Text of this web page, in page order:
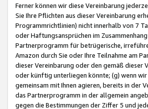
Ferner können wir diese Vereinbarung
Sie Ihre Pflichten aus dieser Vereinbarung
Programmrichtlinien) nicht innerhalb von 7
oder Haftungsansprüchen im
Partnerprogramm für betrügerische,
Amazon durch Sie oder Ihre Teilnahme am
dieser Vereinbarung oder den gemäß
oder künftig unterliegen könnte; (g) wenn wir
gemeinsam mit Ihnen agieren, bereits in der
das Partnerprogramm in der allgemein
gegen die Bestimmungen der Ziffer 5 und